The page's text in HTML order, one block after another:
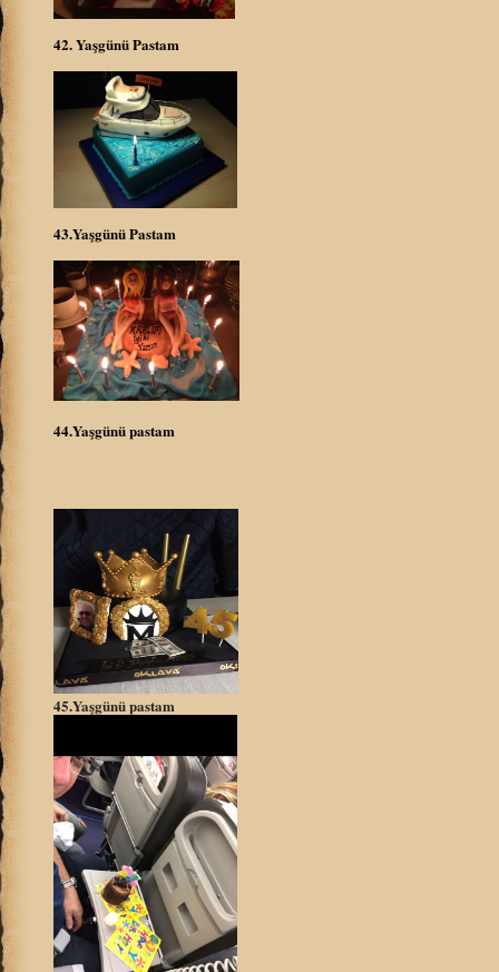
42. Yaşgünü Pastam
43.Yaşgünü Pastam
44.Yaşgünü pastam
45.Yaşgünü pastam